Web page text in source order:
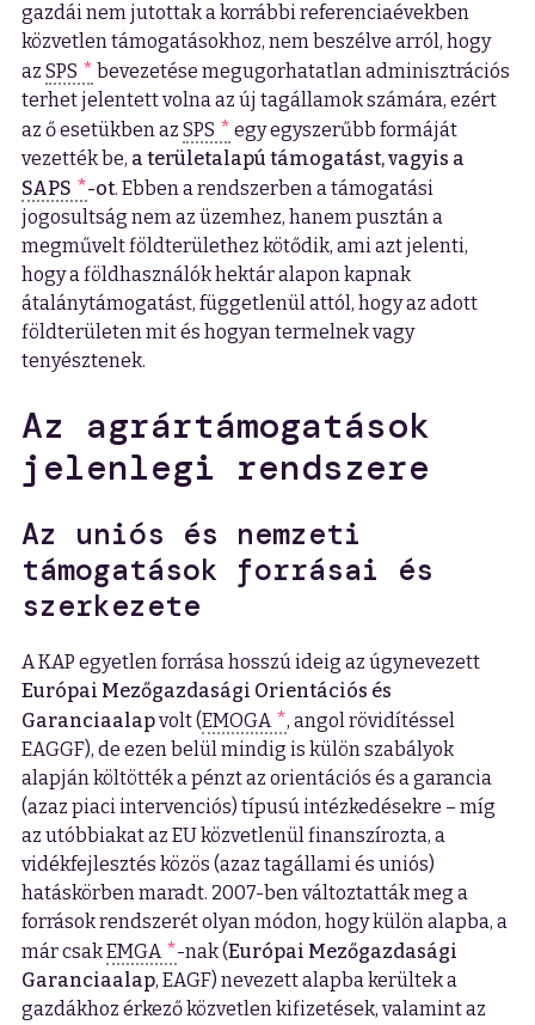
gazdái nem jutottak a korrábbi referenciaévekben
közvetlen támogatásokhoz, nem beszélve arról, hogy
az SPS
bevezetése megugorhatatlan adminisztrációs
terhet jelentett volna az új tagállamok számára, ezért
az ő esetükben az SPS
egy egyszerűbb formáját
vezették be, a területalapú támogatást, vagyis a
SAPS
-ot. Ebben a rendszerben a támogatási
jogosultság nem az üzemhez, hanem pusztán a
megművelt földterülethez kötődik, ami azt jelenti,
hogy a földhasználók hektár alapon kapnak
átalánytámogatást, függetlenül attól, hogy az adott
földterületen mit és hogyan termelnek vagy
tenyésztenek.
Az agrártámogatások
jelenlegi rendszere
Az uniós és nemzeti
támogatások forrásai és
szerkezete
A KAP egyetlen forrása hosszú ideig az úgynevezett
Európai Mezőgazdasági Orientációs és
Garanciaalapvolt (EMOGA
, angol rövidítéssel
EAGGF), de ezen belül mindig is külön szabályok
alapján költötték a pénzt az orientációs és a garancia
(azaz piaci intervenciós) típusú intézkedésekre – míg
az utóbbiakat az EU közvetlenül finanszírozta, a
vidékfejlesztés közös (azaz tagállami és uniós)
hatáskörben maradt. 2007-ben változtatták meg a
források rendszerét olyan módon, hogy külön alapba, a
már csakEMGA -nak (Európai Mezőgazdasági
Garanciaalap, EAGF) nevezett alapba kerültek a
gazdákhoz érkező közvetlen kifizetések, valamint az